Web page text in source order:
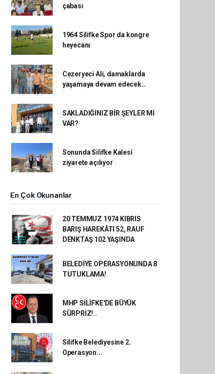
çabası
1964 Silifke Spor da kongre
heyecanı
Cezeryeci Ali, damaklarda
yaşamaya devam edecek…
SAKLADIĞINIZ BİR ŞEYLER Mİ
VAR?
Sonunda Silifke Kalesi
ziyarete açılıyor
En Çok Okunanlar
20 TEMMUZ 1974 KIBRIS
BARIŞ HAREKÂTI 52, RAUF
DENKTAŞ 102 YAŞINDA
BELEDİYE OPERASYONUNDA 8
TUTUKLAMA!
MHP SİLİFKE'DE BÜYÜK
SÜRPRİZ!..
Silifke Belediyesine 2.
Operasyon...